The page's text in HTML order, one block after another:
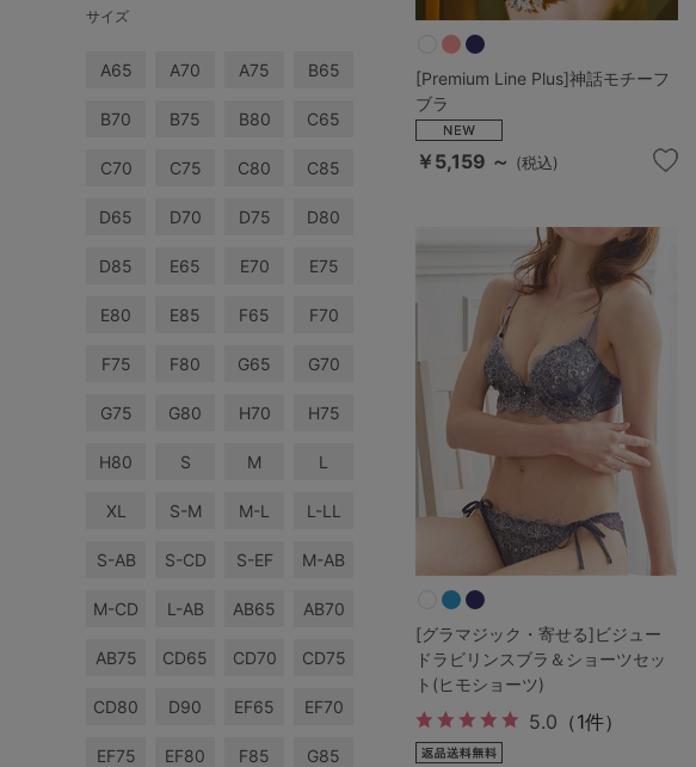
A75
B80
C80
D70 D80 D85
E70 E80 E85
F65 F70 F80
サイズ
A65 A70 A75 B65
B70 B75 B80 C65
C70 C75 C80 C85
D65 D70 D75 D80
D85 E65 E70 E75
E80 E85 F65 F70
F75 F80 G65 G70
G75 G80 H70 H75
H80 S M L
XL S-M M-L L-LL
S-AB S-CD S-EF M-AB
M-CD L-AB AB65 AB70
AB75 CD65 CD70 CD75
CD80 D90 EF65 EF70
EF75 EF80 F85 G85
[Premium Line Plus]神話モチーフ
ブラ
￥5,159 ～ (税込)
[グラマジック・寄せる]ビジュー
ドラビリンスブラ＆ショーツセッ
ト(ヒモショーツ)
5.0 （1件）